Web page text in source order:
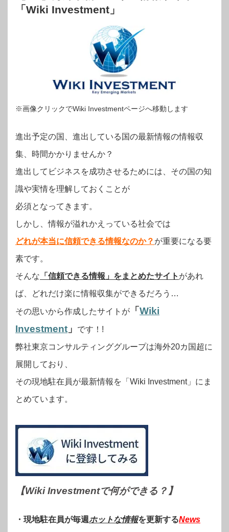
「Wiki Investment」
※画像クリックでWiki Investmentページへ移動します
進出予定の国、進出している国の最新情報の情報収
集、時間かかりませんか？
進出してビジネスを成功させるためには、その国の知
識や実情を理解しておくことが
必須となってきます。
しかし、情報が溢れかえっている社会では
どれが本当に信頼できる情報なのか？ が重要になる要
素です。
そんな 「信頼できる情報」をまとめたサイト があれ
ば、どれだけ楽に情報収集ができるだろう…
その思いから作成したサイトが 「 Wiki
Investment 」
です！!
弊社東京コンサルティンググループは海外20カ国超に
展開しており、
その現地駐在員が最新情報を「Wiki Investment」にま
とめています。
【Wiki Investmentで何ができる？ 】
・現地駐在員が毎週ホットな情報を更新するNews